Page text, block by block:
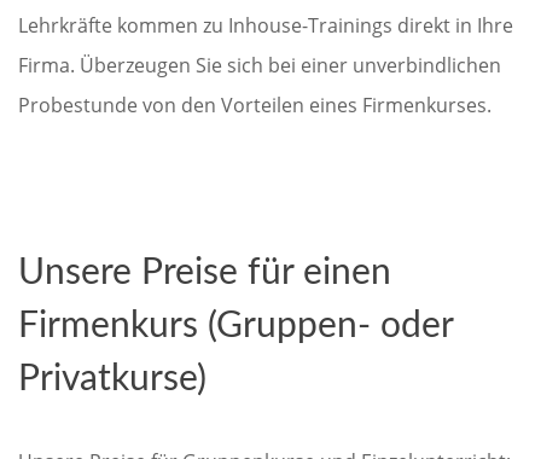
Lehrkräfte kommen zu Inhouse-Trainings direkt in Ihre
Firma. Überzeugen Sie sich bei einer unverbindlichen
Probestunde von den Vorteilen eines Firmenkurses.
Unsere Preise für einen
Firmenkurs (Gruppen- oder
Privatkurse)